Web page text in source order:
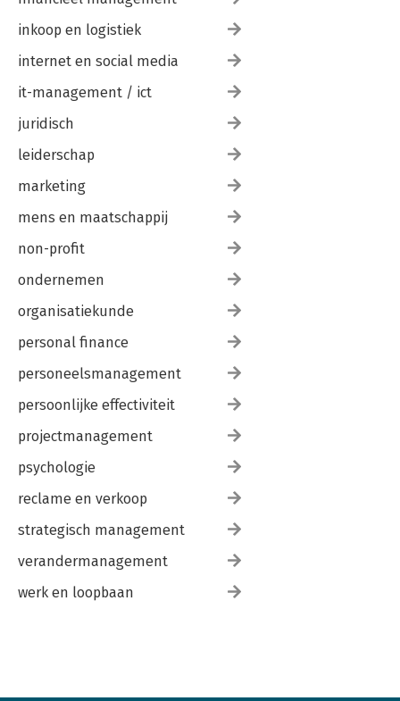
10.3 Wanneer past welk principe?
10.4 Einde van het begin
Appendix B: Toos en technieken
Literatuurlijst
Over de auteurs
Stichting Management Studies
inkoop en logistiek
internet en social media
it-management / ict
juridisch
leiderschap
marketing
mens en maatschappij
non-profit
ondernemen
organisatiekunde
personal finance
personeelsmanagement
persoonlijke effectiviteit
projectmanagement
psychologie
reclame en verkoop
strategisch management
verandermanagement
werk en loopbaan